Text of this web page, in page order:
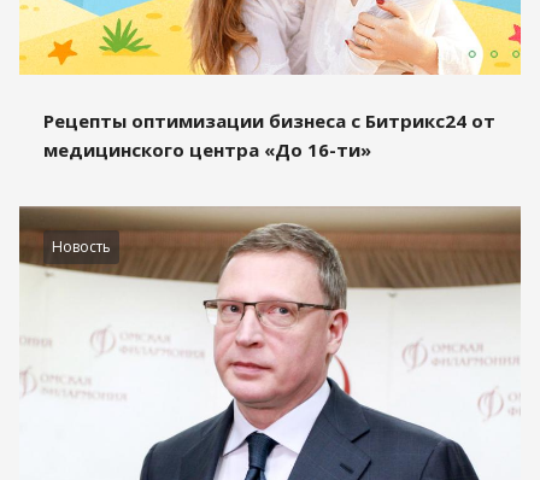
Рецепты оптимизации бизнеса с Битрикс24 от
медицинского центра «До 16-ти»
Новость